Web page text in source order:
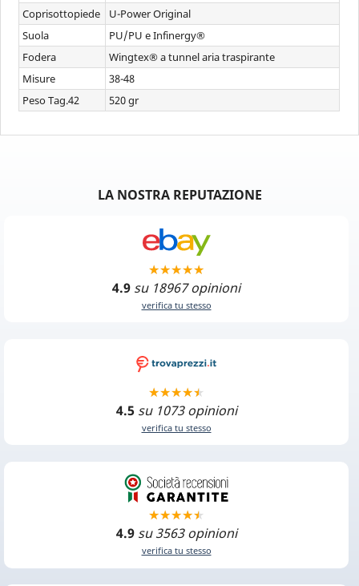
Coprisottopiede
U-Power Original
Suola
PU/PU e Infinergy®
Fodera
Wingtex® a tunnel aria traspirante
Misure
38-48
Peso Tag.42
520 gr
LA NOSTRA REPUTAZIONE
4.9 su 18967 opinioni
verifica tu stesso
4.5 su 1073 opinioni
verifica tu stesso
4.9 su 3563 opinioni
verifica tu stesso